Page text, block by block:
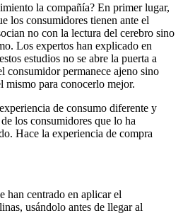
la compañía? En primer lugar,
los consumidores tienen ante el
no con la lectura del cerebro sino
Los expertos han explicado en
estudios no se abre la puerta a
consumidor permanece ajeno sino
mismo para conocerlo mejor.
de consumo diferente y
los consumidores que lo ha
Hace la experiencia de compra
han centrado en aplicar el
usándolo antes de llegar al